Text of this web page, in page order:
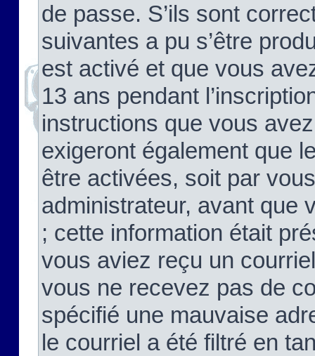
de passe. S’ils sont
suivantes a pu s’être
est activé et que vous
13 ans pendant
instructions que vous
exigeront également que
être activées, soit par
administrateur, avant que
; cette information était
vous aviez reçu un
vous ne recevez pas de
spécifié une mauvaise
le courriel a été filtré en